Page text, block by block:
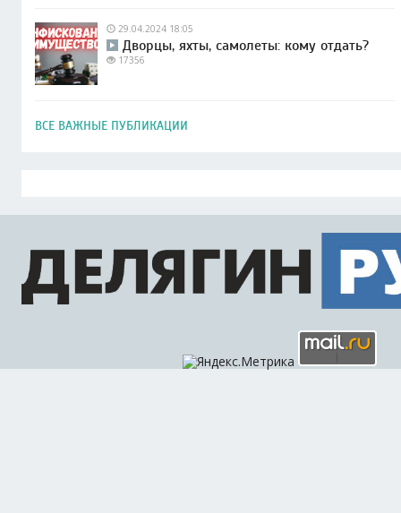
29.04.2024 18:05
Дворцы, яхты, самолеты: кому отдать?
17356
ВСЕ ВАЖНЫЕ ПУБЛИКАЦИИ